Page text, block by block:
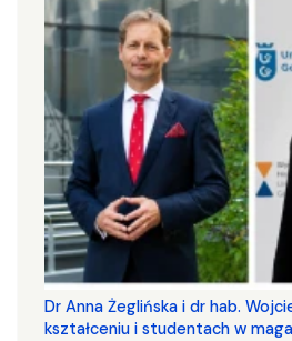
​​​​​​​Dr Anna Żeglińska i dr hab.
kształceniu i studentach w